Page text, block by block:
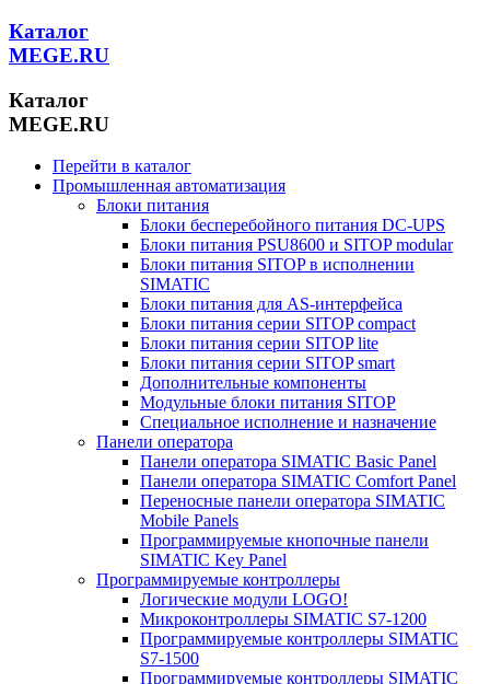
Каталог
MEGE.RU
Каталог
MEGE.RU
Перейти в каталог
Промышленная автоматизация
Блоки питания
Блоки бесперебойного питания DC-UPS
Блоки питания PSU8600 и SITOP modular
Блоки питания SITOP в исполнении
SIMATIC
Блоки питания для AS-интерфейса
Блоки питания серии SITOP compact
Блоки питания серии SITOP lite
Блоки питания серии SITOP smart
Дополнительные компоненты
Модульные блоки питания SITOP
Специальное исполнение и назначение
Панели оператора
Панели оператора SIMATIC Basic Panel
Панели оператора SIMATIC Comfort Panel
Переносные панели оператора SIMATIC
Mobile Panels
Программируемые кнопочные панели
SIMATIC Key Panel
Программируемые контроллеры
Логические модули LOGO!
Микроконтроллеры SIMATIC S7-1200
Программируемые контроллеры SIMATIC
S7-1500
Программируемые контроллеры SIMATIC